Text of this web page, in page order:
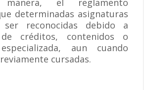
el reglamento
determinadas asignaturas
reconocidas debido a
de créditos, contenidos o
aun cuando
cursadas.